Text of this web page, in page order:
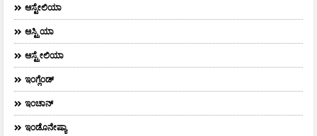
ಆಸ್ಟೇಲಿಯಾ
ಆಸ್ಟ್ರಿಯಾ
ಆಸ್ಟ್ರೇಲಿಯಾ
ಇಂಗ್ಲೆಂಡ್
ಇಂಚಾನ್
ಇಂಡೊನೇಷ್ಯಾ